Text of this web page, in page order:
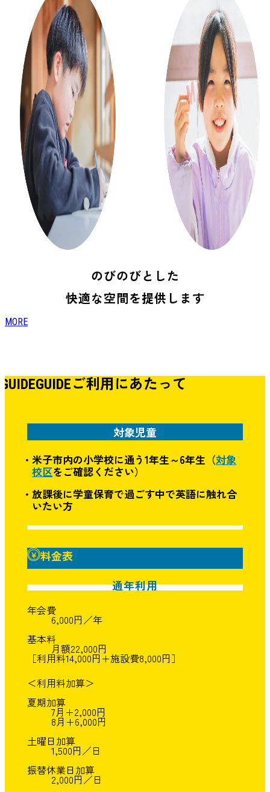
のびのびとした
快適な空間を提供します
MORE
GUIDEGUIDEご利用にあたって
対象児童
・米子市内の小学校に通う1年生～6年生（対象
校区をご確認ください）
・放課後に学童保育で過ごす中で英語に触れ合
いたい方
料金表
通年利用
年会費
6,000円／年
基本料
月額22,000円
［利用料14,000円+施設費8,000円］
＜利用料加算＞
夏期加算
7月+2,000円
8月+6,000円
土曜日加算
1,500円／日
振替休業日加算
2,000円／日